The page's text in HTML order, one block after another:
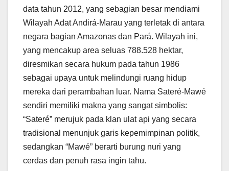
data tahun 2012, yang sebagian besar mendiami
Wilayah Adat Andirá-Marau yang terletak di antara
negara bagian Amazonas dan Pará. Wilayah ini,
yang mencakup area seluas 788.528 hektar,
diresmikan secara hukum pada tahun 1986
sebagai upaya untuk melindungi ruang hidup
mereka dari perambahan luar. Nama Sateré-Mawé
sendiri memiliki makna yang sangat simbolis:
“Sateré” merujuk pada klan ulat api yang secara
tradisional menunjuk garis kepemimpinan politik,
sedangkan “Mawé” berarti burung nuri yang
cerdas dan penuh rasa ingin tahu.